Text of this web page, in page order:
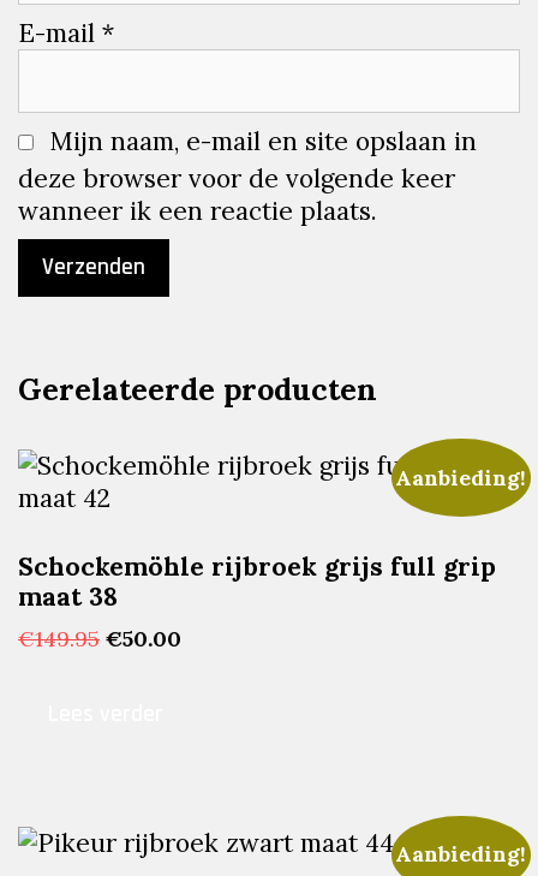
E-mail *
Mijn naam, e-mail en site opslaan in
deze browser voor de volgende keer
wanneer ik een reactie plaats.
Gerelateerde producten
Aanbieding!
Schockemöhle rijbroek grijs full grip
maat 38
€149.95 Oorspronkelijke
€50.00
Aanbieding!